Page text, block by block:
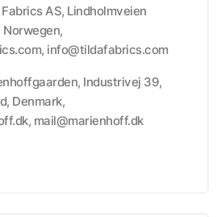
AS, Lindholmveien
info@tildafabrics.com
Industrivej 39,
Denmark,
mail@marienhoff.dk